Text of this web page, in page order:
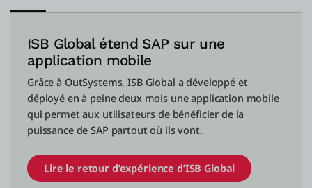
ISB Global étend SAP sur une
application mobile
Grâce à OutSystems, ISB Global a développé et
déployé en à peine deux mois une application mobile
qui permet aux utilisateurs de bénéficier de la
puissance de SAP partout où ils vont.
Lire le retour d’expérience d’ISB Global